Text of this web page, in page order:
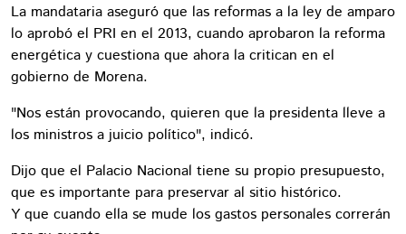
La mandataria aseguró que las reformas a la ley de amparo
lo aprobó el PRI en el 2013, cuando aprobaron la reforma
energética y cuestiona que ahora la critican en el
gobierno de Morena.
"Nos están provocando, quieren que la presidenta lleve a
los ministros a juicio político", indicó.
Dijo que el Palacio Nacional tiene su propio presupuesto,
que es importante para preservar al sitio histórico.
Y que cuando ella se mude los gastos personales correrán